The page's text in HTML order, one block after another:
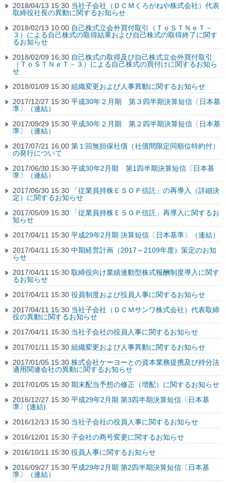
2018/04/13 15:30 当社子会社（ＤＣＭくろがねや株式会社）代表
取締役社長の異動に関するお知らせ
2018/02/13 10:00 自己株式立会外買付取引（ＴｏＳＴＮｅＴ－
３）による自己株式の取得結果および自己株式の取得終了に関す
るお知らせ
2018/02/09 16:30 自己株式の取得及び自己株式立会外買付取引
（ＴｏＳＴＮｅＴ－３）による自己株式の買付けに関するお知ら
せ
2018/01/09 15:30 組織変更および人事異動に関するお知らせ
2017/12/27 15:30 平成30年２月期 第３四半期決算短信〔日本基
準〕（連結）
2017/09/29 15:30 平成30年２月期 第２四半期決算短信〔日本基
準〕（連結）
2017/07/21 16:00 第１回無担保社債（社債間限定同順位特約付）
の発行について
2017/06/30 15:30 平成30年2月期 第1四半期決算短信〔日本基
準〕（連結）
2017/06/30 15:30
「従業員持株ＥＳＯＰ信託」の再導入（詳細決
定）に関するお知らせ
2017/05/09 15:30
「従業員持株ＥＳＯＰ信託」再導入に関するお
知らせ
2017/04/11 15:30 平成29年2月期 決算短信〔日本基準〕（連結）
2017/04/11 15:30 中期経営計画（2017～2109年度）策定のお知
らせ
2017/04/11 15:30 取締役向け業績連動型株式報酬制度導入に関す
るお知らせ
2017/04/11 15:30 役員制度および役員人事に関するお知らせ
2017/04/11 15:30 当社子会社（ＤＣＭサンワ株式会社）代表取締
役の異動に関するお知らせ
2017/04/11 15:30 当社子会社の役員人事に関するお知らせ
2017/01/11 15:30 組織変更および人事異動に関するお知らせ
2017/01/05 15:30 株式会社ケーヨーとの資本業務提携及び持分法
適用関連会社の異動に関するお知らせ
2017/01/05 15:30 期末配当予想の修正（増配）に関するお知らせ
2016/12/27 15:30 平成29年2月期 第3四半期決算短信〔日本基
準〕(連結)
2016/12/13 15:30 当社子会社の役員人事に関するお知らせ
2016/12/01 15:30 子会社の商号変更に関するお知らせ
2016/10/11 15:30 役員人事に関するお知らせ
2016/09/27 15:30 平成29年2月期 第2四半期決算短信〔日本基
準〕（連結）